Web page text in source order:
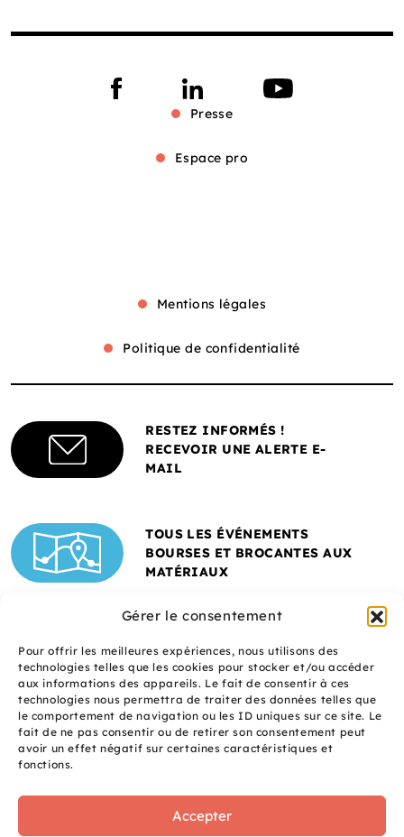
Gérer le consentement
Pour offrir les meilleures expériences, nous utilisons des
technologies telles que les cookies pour stocker et/ou accéder
aux informations des appareils. Le fait de consentir à ces
technologies nous permettra de traiter des données telles que
le comportement de navigation ou les ID uniques sur ce site. Le
fait de ne pas consentir ou de retirer son consentement peut
avoir un effet négatif sur certaines caractéristiques et
fonctions.
Accepter
Presse
Espace pro
Mentions légales
Politique de confidentialité
RESTEZ INFORMÉS !
RECEVOIR UNE ALERTE E-
MAIL
TOUS LES ÉVÉNEMENTS
BOURSES ET BROCANTES AUX
MATÉRIAUX
Un site réalisé avec